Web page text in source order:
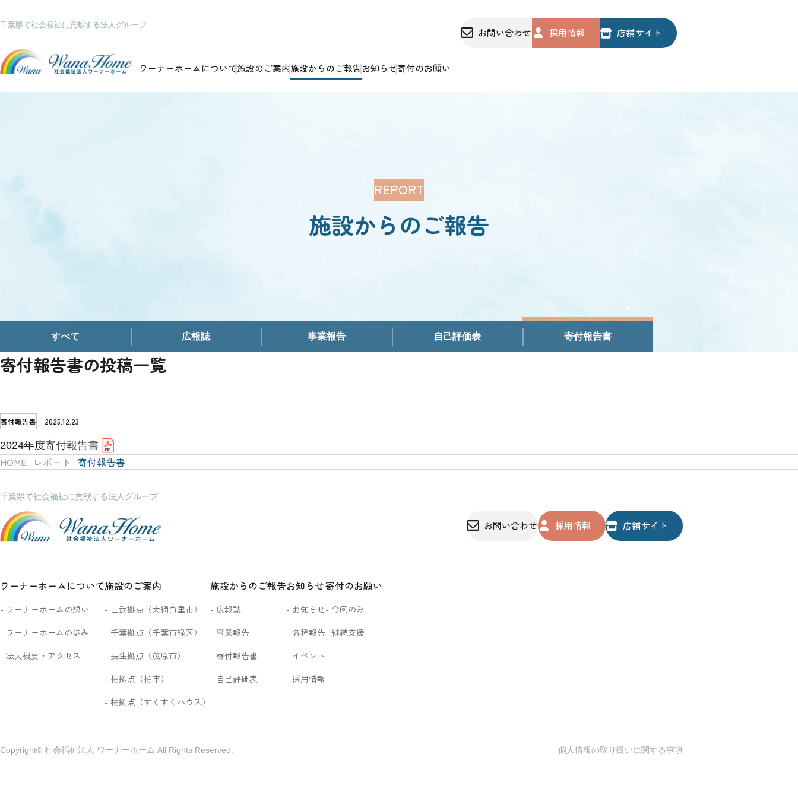
千葉県で社会福祉に貢献する法人グループ
お問い合わせ 採用情報 店舗サイト
ワーナーホームについて施設のご案内施設からのご報告お知らせ寄付のお願い
お問い合わせ
長生拠点（茂原市）
柏拠点（すくすくハウス）
事業報告
自己評価表
お知らせ
イベント
採用情報
寄付のお願い
今回のみ
REPORT
施設からのご報告
すべて 広報誌 事業報告 自己評価表 寄付報告書
寄付報告書の投稿一覧
寄付報告書 2025.12.23
2024年度寄付報告書
HOME レポート 寄付報告書
千葉県で社会福祉に貢献する法人グループ
お問い合わせ 採用情報 店舗サイト
ワーナーホームについて
ワーナーホームの想い
ワーナーホームの歩み
法人概要・アクセス
施設のご案内
山武拠点（大網白里市）
千葉拠点（千葉市緑区）
長生拠点（茂原市）
柏拠点（柏市）
柏拠点（すくすくハウス）
施設からのご報告
広報誌
事業報告
寄付報告書
自己評価表
お知らせ
お知らせ
各種報告
イベント
採用情報
寄付のお願い
今回のみ
継続支援
Copyright© 社会福祉法人 ワーナーホーム All Rights Reserved. 個人情報の取り扱いに関する事項